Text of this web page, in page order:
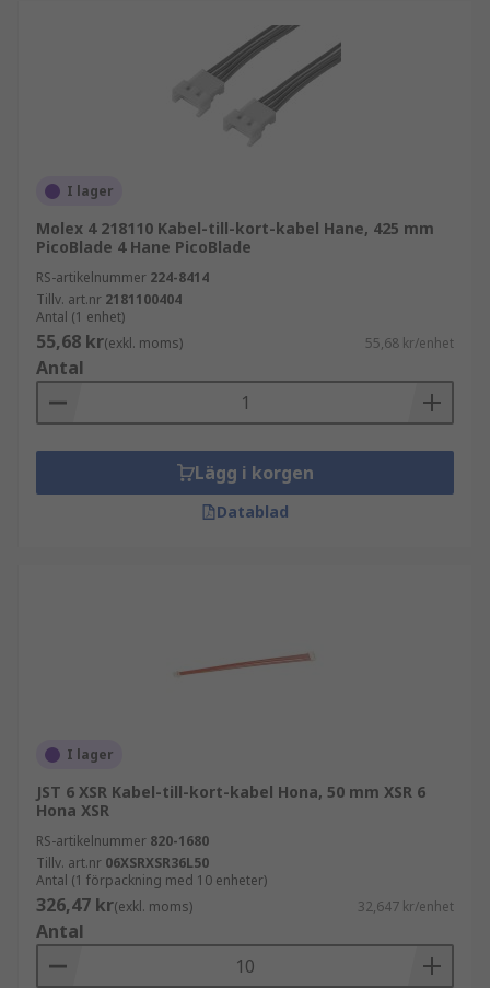
I lager
Molex 4 218110 Kabel-till-kort-kabel Hane, 425 mm
PicoBlade 4 Hane PicoBlade
RS-artikelnummer 224-8414
Tillv. art.nr 2181100404
Antal (1 enhet)
55,68 kr(exkl. moms) 55,68 kr/enhet
Antal
Lägg i korgen
Datablad
I lager
JST 6 XSR Kabel-till-kort-kabel Hona, 50 mm XSR 6
Hona XSR
RS-artikelnummer 820-1680
Tillv. art.nr 06XSRXSR36L50
Antal (1 förpackning med 10 enheter)
326,47 kr(exkl. moms) 32,647 kr/enhet
Antal